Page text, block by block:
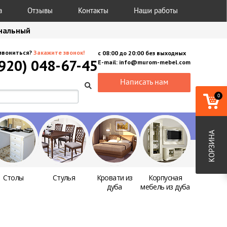
Отзывы Контакты Наши работы
с 08:00 до 20:00 без выходных
E-mail: info@murom-mebel.com
Написать нам
Закажите звонок!
048-67-45
Столы Стулья
Кровати из
дуба
Корпусная
мебель из дуба
0
КОРЗИНА